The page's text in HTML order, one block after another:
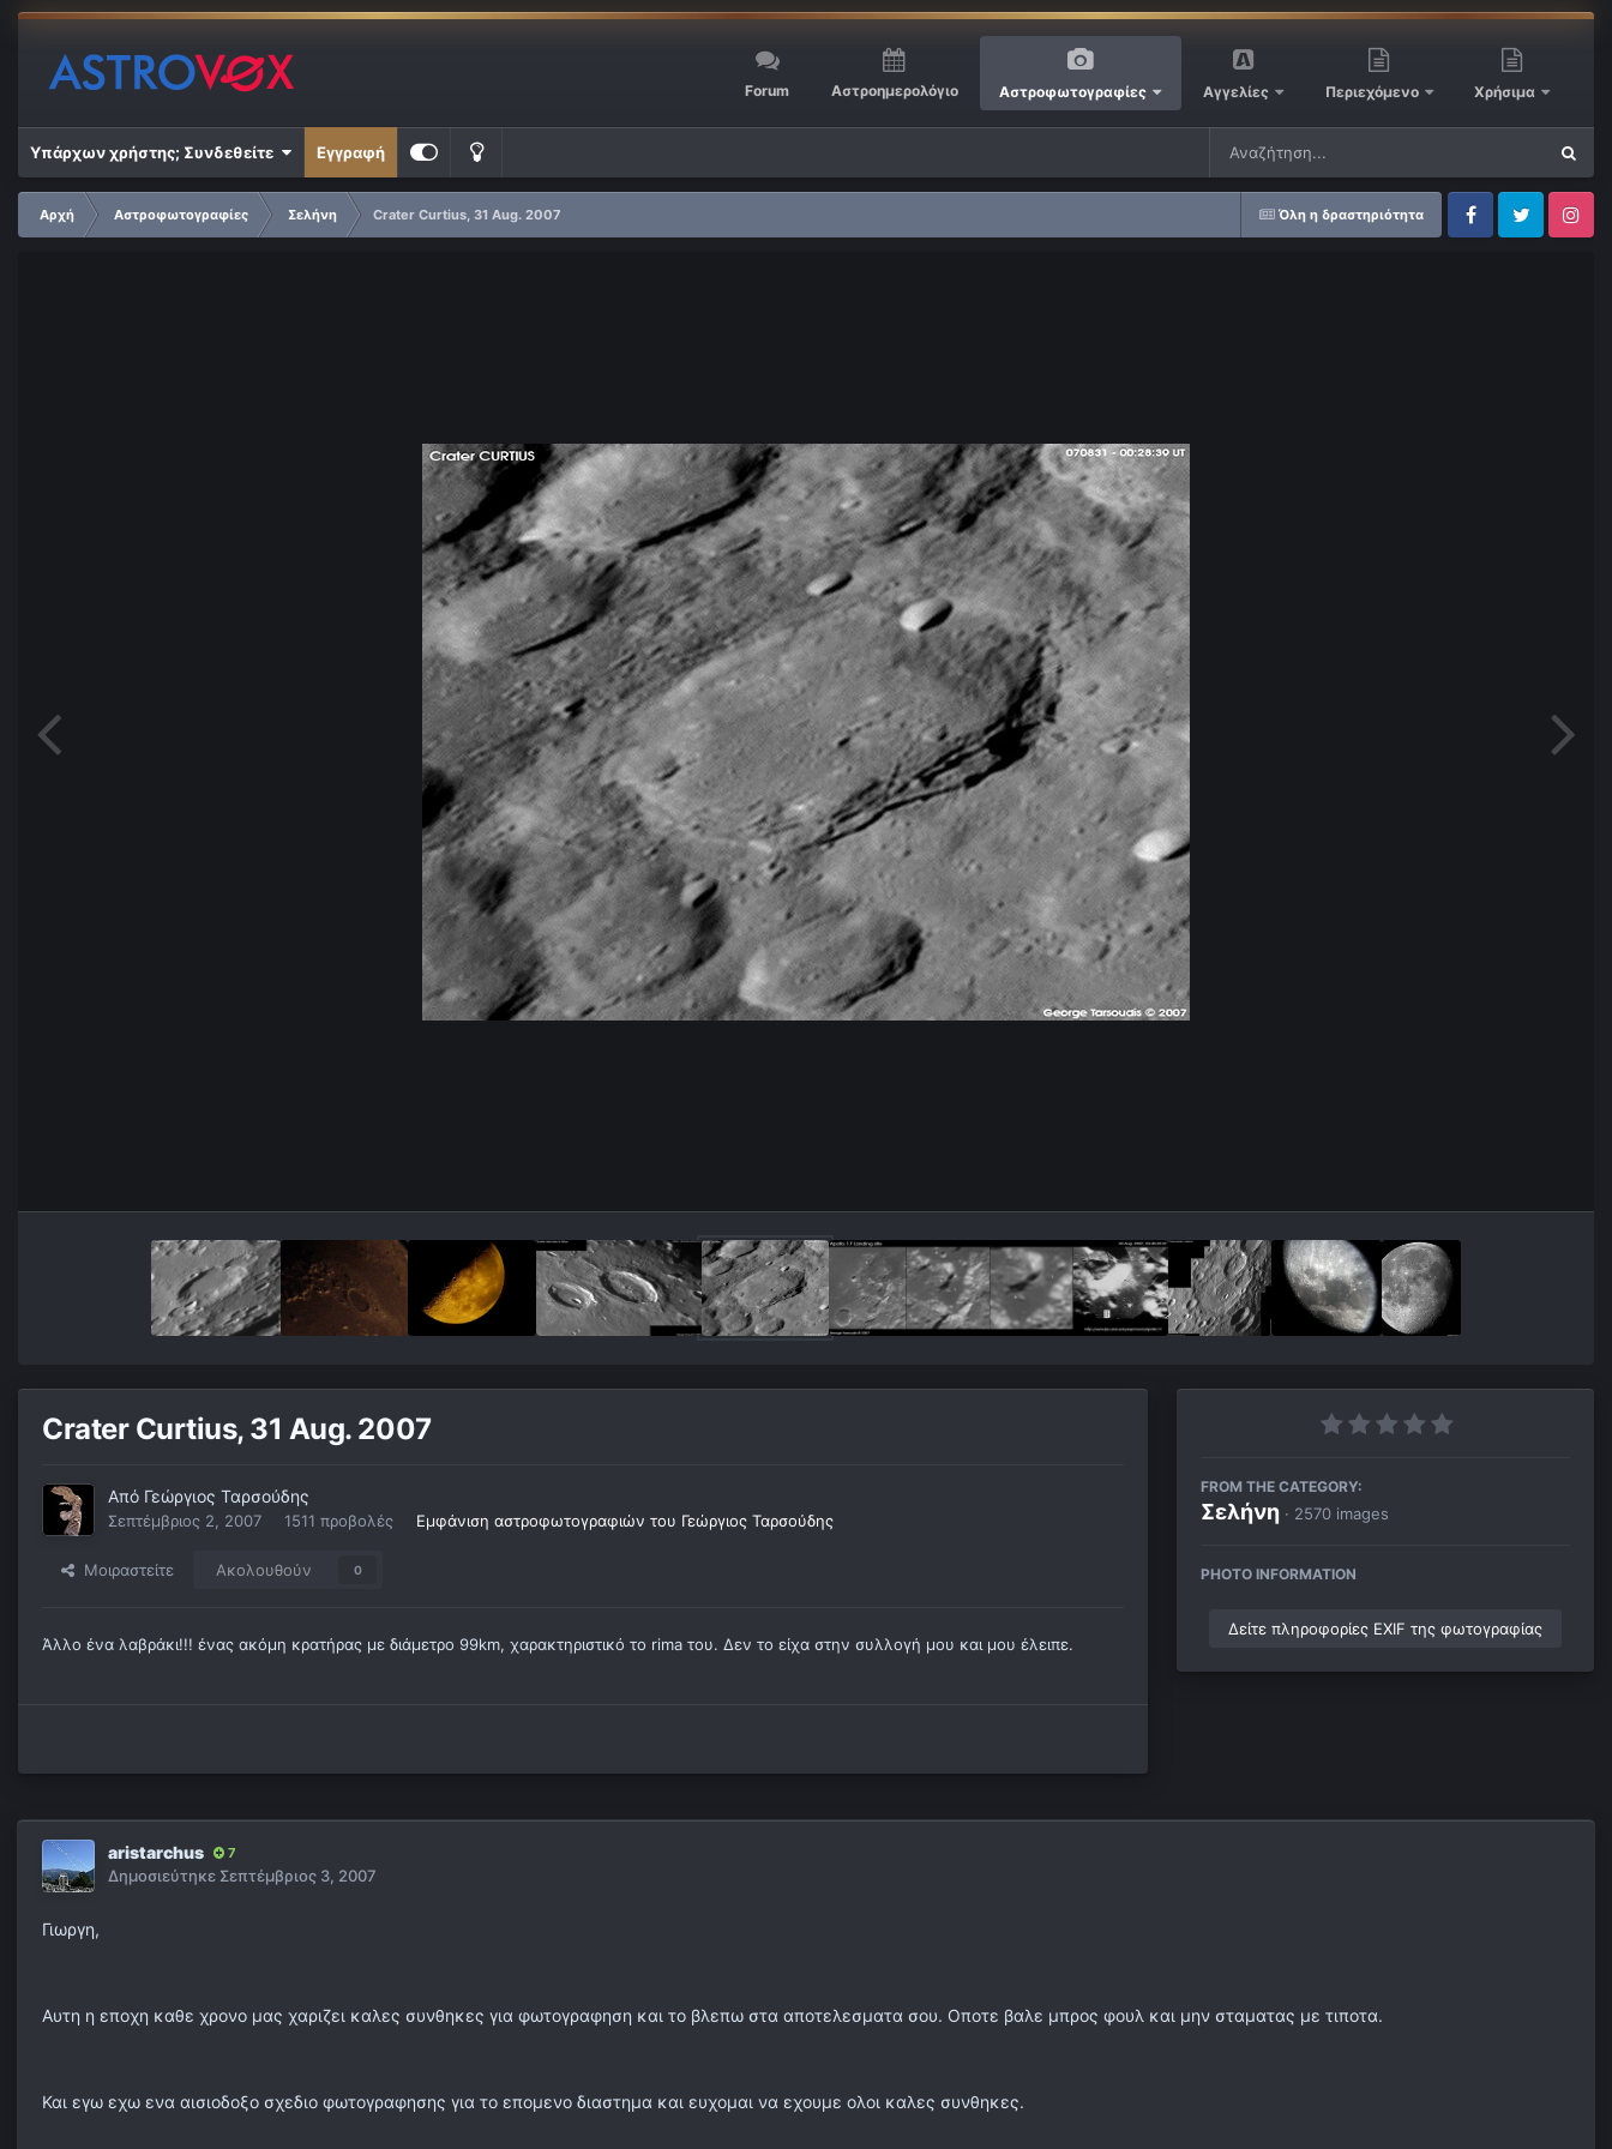
Forum Αστροημερολόγιο Αστροφωτογραφίες Αγγελίες Περιεχόμενο Χρήσιμα
Υπάρχων χρήστης; Συνδεθείτε Εγγραφή
Όλη η δραστηριότητα
Αρχή Αστροφωτογραφίες Σελήνη
Crater Curtius, 31 Aug. 2007
FacebookTwitter Instagram
Crater Curtius, 31 Aug. 2007
Από Γεώργιος Ταρσούδης
Σεπτέμβριος 2, 2007 1511 προβολές Εμφάνιση αστροφωτογραφιών του Γεώργιος Ταρσούδης
Μοιραστείτε Ακολουθούν 0
Άλλο ένα λαβράκι!!! ένας ακόμη κρατήρας με διάμετρο 99km, χαρακτηριστικό το rima του. Δεν το είχα στην συλλογή μου και μου έλειπε.
FROM THE CATEGORY:
Σελήνη · 2570 images
PHOTO INFORMATION
Δείτε πληροφορίες EXIF της φωτογραφίας
aristarchus 7
Δημοσιεύτηκε Σεπτέμβριος 3, 2007
Γιωργη,
Αυτη η εποχη καθε χρονο μας χαριζει καλες συνθηκες για φωτογραφηση και το βλεπω στα αποτελεσματα σου. Οποτε βαλε μπρος φουλ και μην σταματας με τιποτα.
Και εγω εχω ενα αισιοδοξο σχεδιο φωτογραφησης για το επομενο διαστημα και ευχομαι να εχουμε ολοι καλες συνθηκες.